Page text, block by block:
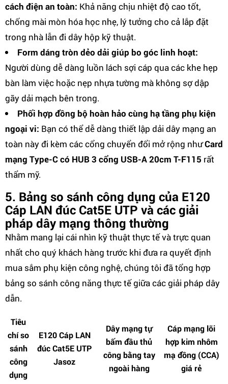
cách điện an toàn: Khả năng chịu nhiệt độ cao tốt,
chống mài mòn hóa học nhẹ, lý tưởng cho cả lắp đặt
trong nhà lẫn đi dây hộp kỹ thuật.
Form dáng tròn dẻo dải giúp bo góc linh hoạt:
Người dùng dễ dàng luồn lách sợi cáp qua các khe hẹp
bàn làm việc hoặc nẹp nhựa tường mà không sợ dập
gãy dải mạch bên trong.
Phối hợp đồng bộ hoàn hảo cùng hạ tầng phụ kiện
ngoại vi: Bạn có thể dễ dàng thiết lập dải dây mạng an
toàn này đi kèm các cổng chuyển đổi mở rộng nhưCard
mạng Type-C có HUB 3 cổng USB-A 20cm T-F115 rất
thẩm mỹ.
5. Bảng so sánh công dụng của E120
Cáp LAN đúc Cat5E UTP và các giải
pháp dây mạng thông thường
Nhằm mang lại cái nhìn kỹ thuật thực tế và trực quan
nhất cho quý khách hàng trước khi đưa ra quyết định
mua sắm phụ kiện công nghệ, chúng tôi đã tổng hợp
bảng so sánh công năng thực tế giữa các giải pháp dây
dẫn.
Tiêu
chí so
sánh
công
dụng
E120 Cáp LAN
đúc Cat5E UTP
Jasoz
Dây mạng tự
bấm đầu thủ
công bằng tay
ngoài hàng
Cáp mạng lõi
hợp kim nhôm
mạ đồng (CCA)
giá rẻ